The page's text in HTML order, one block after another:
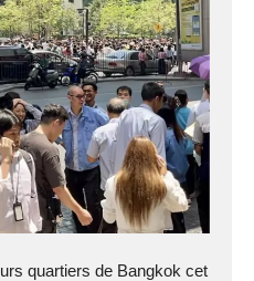
quartiers de Bangkok cet